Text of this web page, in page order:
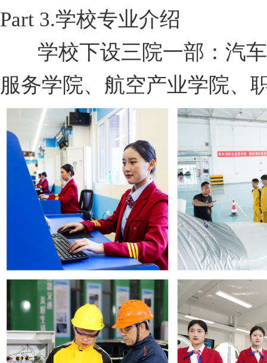
Part 3.学校专业介绍
学校下设三院一部：汽车
服务学院、航空产业学院、